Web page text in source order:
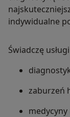
indywidualne
Świadczę
zaburzeń